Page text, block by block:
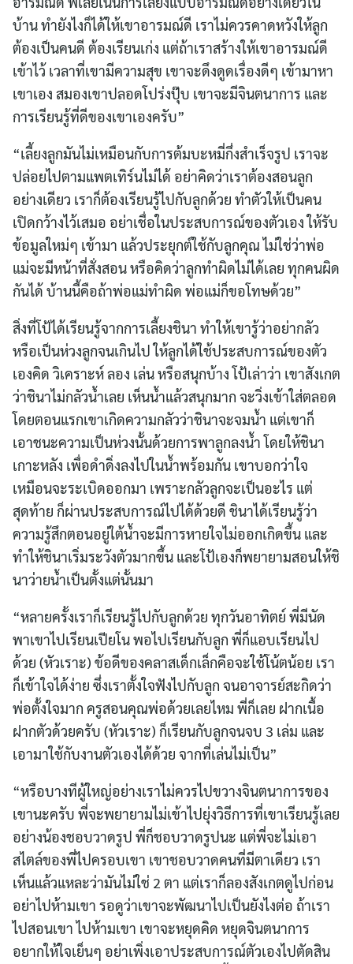
for:
บ้าน ทำยังไงก็ได้ให้เขาอารมณ์ดี เราไม่ควรคาดหวังให้ลูก
ต้องเป็นคนดี ต้องเรียนเก่ง แต่ถ้าเราสร้างให้เขาอารมณ์ดี
เข้าไว้ เวลาที่เขามีความสุข เขาจะดึงดูดเรื่องดีๆ เข้ามาหา
เขาเอง สมองเขาปลอดโปร่งปุ๊บ เขาจะมีจินตนาการ และ
การเรียนรู้ที่ดีของเขาเองครับ”
“เลี้ยงลูกมันไม่เหมือนกับการต้มบะหมี่กึ่งสำเร็จรูป เราจะ
ปล่อยไปตามแพตเทิร์นไม่ได้ อย่าคิดว่าเราต้องสอนลูก
อย่างเดียว เราก็ต้องเรียนรู้ไปกับลูกด้วย ทำตัวให้เป็นคน
เปิดกว้างไว้เสมอ อย่าเชื่อในประสบการณ์ของตัวเอง ให้รับ
ข้อมูลใหม่ๆ เข้ามา แล้วประยุกต์ใช้กับลูกคุณ ไม่ใช่ว่าพ่อ
แม่จะมีหน้าที่สั่งสอน หรือคิดว่าลูกทำผิดไม่ได้เลย ทุกคนผิด
กันได้ บ้านนี้คือถ้าพ่อแม่ทำผิด พ่อแม่ก็ขอโทษด้วย”
สิ่งที่โป้ได้เรียนรู้จากการเลี้ยงชินา ทำให้เขารู้ว่าอย่ากลัว
หรือเป็นห่วงลูกจนเกินไป ให้ลูกได้ใช้ประสบการณ์ของตัว
เองคิด วิเคราะห์ ลอง เล่น หรือสนุกบ้าง โป้เล่าว่า เขาสังเกต
ว่าชินาไม่กลัวน้ำเลย เห็นน้ำแล้วสนุกมาก จะวิ่งเข้าใส่ตลอด
โดยตอนแรกเขาเกิดความกลัวว่าชินาจะจมน้ำ แต่เขาก็
เอาชนะความเป็นห่วงนั้นด้วยการพาลูกลงน้ำ โดยให้ชินา
เกาะหลัง เพื่อดำดิ่งลงไปในน้ำพร้อมกัน เขาบอกว่าใจ
เหมือนจะระเบิดออกมา เพราะกลัวลูกจะเป็นอะไร แต่
สุดท้าย ก็ผ่านประสบการณ์ไปได้ด้วยดี ชินาได้เรียนรู้ว่า
ความรู้สึกตอนอยู่ใต้น้ำจะมีการหายใจไม่ออกเกิดขึ้น และ
ทำให้ชินาเริ่มระวังตัวมากขึ้น และโป้เองก็พยายามสอนให้ชิ
นาว่ายน้ำเป็นตั้งแต่นั้นมา
“หลายครั้งเราก็เรียนรู้ไปกับลูกด้วย ทุกวันอาทิตย์ พี่มีนัด
พาเขาไปเรียนเปียโน พอไปเรียนกับลูก พี่ก็แอบเรียนไป
ด้วย (หัวเราะ) ข้อดีของคลาสเด็กเล็กคือจะใช้โน้ตน้อย เรา
ก็เข้าใจได้ง่าย ซึ่งเราตั้งใจฟังไปกับลูก จนอาจารย์สะกิดว่า
พ่อตั้งใจมาก ครูสอนคุณพ่อด้วยเลยไหม พี่ก็เลย ฝากเนื้อ
ฝากตัวด้วยครับ (หัวเราะ) ก็เรียนกับลูกจนจบ 3 เล่ม และ
เอามาใช้กับงานตัวเองได้ด้วย จากที่เล่นไม่เป็น”
“หรือบางทีผู้ใหญ่อย่างเราไม่ควรไปขวางจินตนาการของ
เขานะครับ พี่จะพยายามไม่เข้าไปยุ่งวิธีการที่เขาเรียนรู้เลย
อย่างน้องชอบวาดรูป พี่ก็ชอบวาดรูปนะ แต่พี่จะไม่เอา
สไตล์ของพี่ไปครอบเขา เขาชอบวาดคนที่มีตาเดียว เรา
เห็นแล้วแหละว่ามันไม่ใช่ 2 ตา แต่เราก็ลองสังเกตดูไปก่อน
อย่าไปห้ามเขา รอดูว่าเขาจะพัฒนาไปเป็นยังไงต่อ ถ้าเรา
ไปสอนเขา ไปห้ามเขา เขาจะหยุดคิด หยุดจินตนาการ
อยากให้ใจเย็นๆ อย่าเพิ่งเอาประสบการณ์ตัวเองไปตัดสิน